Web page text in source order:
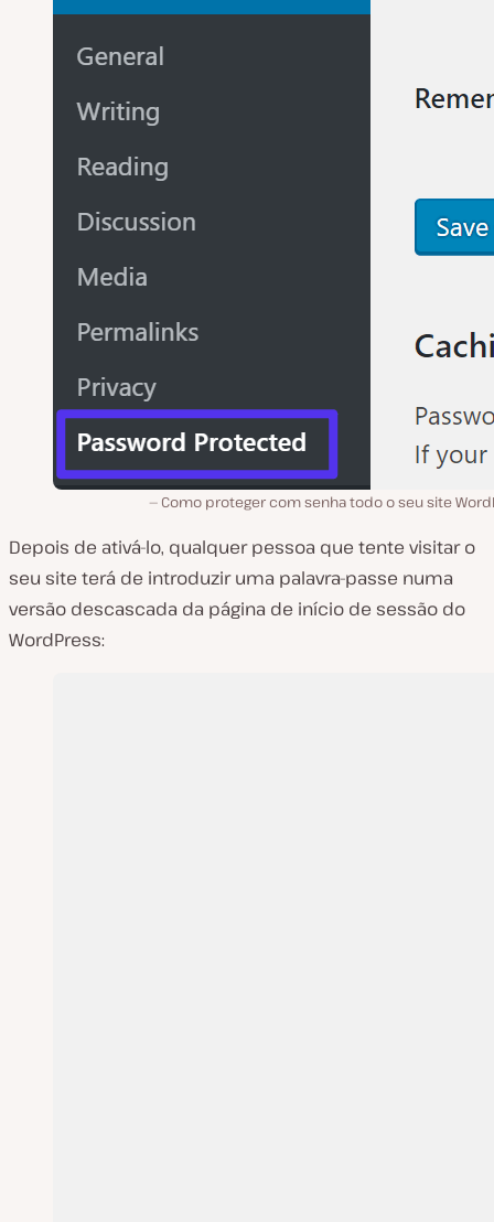
Como proteger com senha todo o seu site
Depois de ativá-lo, qualquer pessoa que tente visitar o
seu site terá de introduzir uma palavra-passe numa
versão descascada da página de início de sessão do
WordPress: